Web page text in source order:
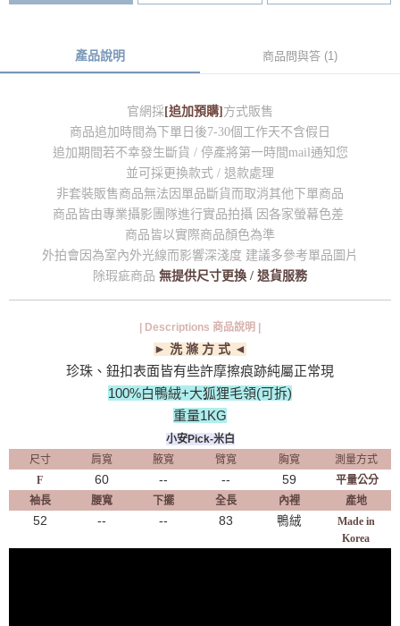
產品說明 商品問與答 (1)
官網採 [追加預購] 方式販售
商品追加時間為下單日後7-30個工作天不含假日
追加期間若不幸發生斷貨 / 停產將第一時間mail通知您
並可採更換款式 / 退款處理
非套裝販售商品無法因單品斷貨而取消其他下單商品
商品皆由專業攝影團隊進行實品拍攝 因各家螢幕色差
商品皆以實際商品顏色為準
外拍會因為室內外光線而影響深淺度 建議多參考單品圖片
除瑕疵商品 無提供尺寸更換 / 退貨服務
| Descriptions 商品說明 |
► 洗 滌 方 式 ◄
珍珠、鈕扣表面皆有些許摩擦痕跡純屬正常現
100%白鴨絨+大狐狸毛領(可拆)
重量1KG
小安Pick-米白
尺寸
肩寬 腋寬 臂寬 胸寬
測量方式
F
60 -- -- 59
平量公分
袖長
腰寬 下擺 全長 內裡 產地
52 -- -- 83 鴨絨
Made in
Korea